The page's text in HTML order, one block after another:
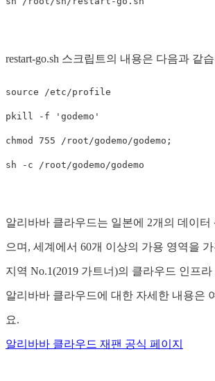
restart-go.sh 스크립트의 내용은 다음과 같
source /etc/profile
pkill -f 'godemo'
chmod 755 /root/godemo/godemo;
알리바바 클라우드는 일본에 2개의 데이터
으며, 세계에서 60개 이상의 가용 영역을
지역 No.1(2019 가트너)의 클라우드 인프
알리바바 클라우드에 대한 자세한 내용은
요.
알리바바 클라우드 재팬 공식 페이지